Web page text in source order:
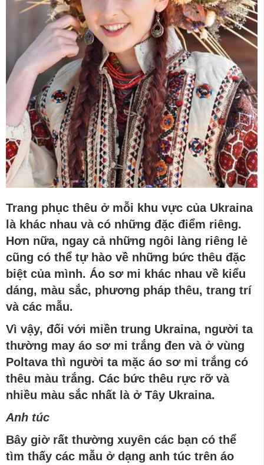
Trang phục thêu ởmỗi khu vực của Ukraina
là khác nhau và có những đặc điểm riêng.
Hơn nữa, ngay cả những ngôi làng riêng lẻ
cũng có thể tự hào về những bức thêu đặc
biệt của mình. Áo sơ mi khác nhau về kiểu
dáng, màu sắc, phương pháp thêu, trang trí
và các mẫu.
Vì vậy, đối với miền trung Ukraina, người ta
thường may áo sơ mi trắng đen và ở vùng
Poltava thì người tamặc áo sơ mi trắng có
thêu màu trắng. Các bức thêu rực rỡ và
nhiều màu sắc nhất là ở Tây Ukraina.
Anh túc
Bây giờ rất thường xuyên các bạn có thể
tìm thấy các mẫu ở dạng anh túc trên áo